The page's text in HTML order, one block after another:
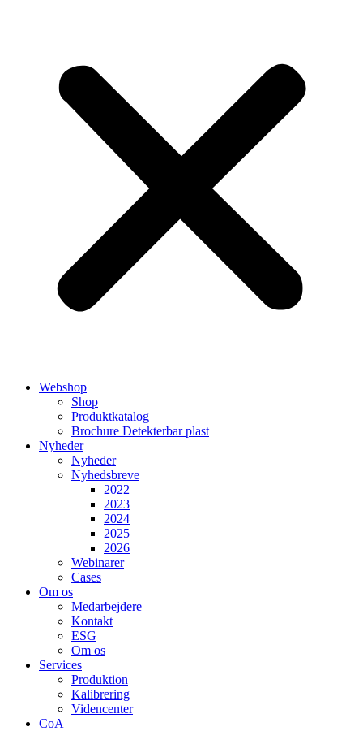
Webshop
Shop
Produktkatalog
Brochure Detekterbar plast
Nyheder
Nyheder
Nyhedsbreve
2022
2023
2024
2025
2026
Webinarer
Cases
Om os
Medarbejdere
Kontakt
ESG
Om os
Services
Produktion
Kalibrering
Videncenter
CoA